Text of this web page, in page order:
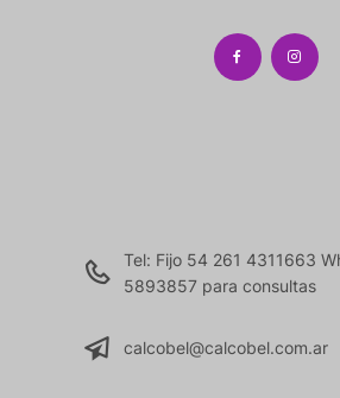
Tel: Fijo 54 261 4311663
5893857 para consultas
calcobel@calcobel.com.ar